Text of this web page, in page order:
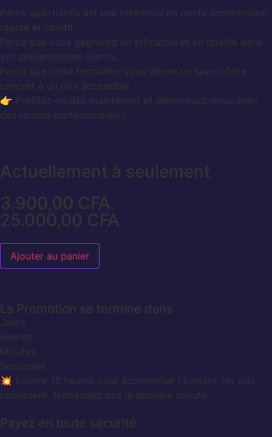
Parce qu’Artlantis est une référence en rendu architectural
rapide et intuitif.
Parce que vous gagnerez en efficacité et en qualité dans
vos présentations clients.
Parce que cette formation vous donne un savoir-faire
concret à un prix accessible.
👉 Profitez-en dès maintenant et démarquez-vous avec
des rendus professionnels !
Actuellement à seulement
3.900,00 CFA
25.000,00 CFA
Ajouter au panier
La Promotion se termine dans
Jours
Heures
Minutes
Secondes
💥 Encore 12 heures pour économiser ! Ensuite, les prix
remontent. N’attendez pas la dernière minute.
Payez en toute sécurité